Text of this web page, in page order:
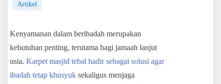
Artikel
Kenyamanan dalam beribadah merupakan
kebutuhan penting, terutama bagi jamaah lanjut
usia. Karpet masjid tebal hadir sebagai solusi agar
ibadah tetap khusyuk sekaligus menjaga